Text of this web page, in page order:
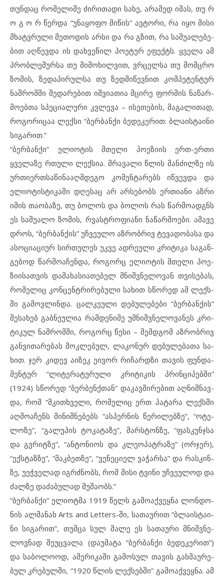
თუნ­დაც რო­მე­ლი­მე ძი­რი­თა­დი სა­ხე, არ­ამედ იმ­ას, თუ რ
ო გ ო რ წერ­და “უნ­ა­ყო­ფო მი­წის” ავ­ტო­რი, რა იყო მი­სი
მხატ­ვ­რუ­ლი მე­თოდის არ­სი და რა გზით, რა სა­შუ­ა­ლე­ბე­
ბით აღ­წევ­და ის დახ­ვე­წილ პო­ე­ტურ ეფ­ექტს. ყველა ამ
პრობ­ლე­მურ­სა თუ მი­მო­ხილ­ვით, ვრცელ­სა თუ მომ­ც­რო
ზო­მის, ზე­და­პი­რულ­სა თუ ზედ­მი­წევ­ნით კომ­პე­ტენ­ტურ
ნაშ­რომ­ში შე­და­რე­ბით იშ­ვი­ა­თია მცი­რე ფორ­მის ნაწარ­
მო­ებ­თა სპე­ცი­ა­ლუ­რი კვლე­ვა – ის­ე­თე­ბის, მა­გა­ლი­თად,
რო­გო­რი­ცაა ლექ­სი “ბერბან­ქი ბე­დე­კე­რით: ბლა­ის­ტა­ი­ნი
სი­გა­რით.”
“ბერ­ბან­ქი” ელ­ი­ო­ტის მთე­ლი პო­ე­ზი­ის ერთ-ერ­თი
ყველაზე რთუ­ლი ლექ­სია. მრა­ვა­ლი წლის მან­ძილ­ზე ის
ურ­თი­ერ­თ­სა­წი­ნა­აღ­მ­დე­გო კო­მენტარ­ებს იწ­ვევ­და და
ელ­ი­ო­ტის­ტი­კა­ში დღე­საც არ არ­სე­ბობს ერ­თი­ა­ნი აზ­რი
იმ­ის თაობა­ზე, თუ ბო­ლოს და ბო­ლოს რას წარ­მო­ადგნს
ეს სა­შუ­ა­ლო ზო­მის, რვას­ტ­რო­ფი­ა­ნი ნაწარ­მო­ე­ბი. ამ­ა­ვე
დროს, “ბერ­ბან­ქის” უჩ­ვე­უ­ლო აზ­რობ­რივ ტე­ვა­დო­ბა­სა და
ას­ო­ცი­ა­ციურ სირ­თუ­ლეს უკ­ვე ად­რე­უ­ლი კრი­ტი­კა სა­გან­
გე­ბოდ წარ­მო­ა­ჩენ­და, რო­გორც ელ­ი­ო­ტის მთე­ლი პო­ე­
ზი­ი­სათ­ვის და­მა­ხა­სი­ა­თე­ბელ მნიშ­ვ­ნე­ლო­ვან თვი­სე­ბას,
რო­მე­ლიც კონცენ­ტ­რი­რე­ბუ­ლი სა­ხით სწო­რედ ამ ლექ­ს­
ში გა­მოვ­ლინ­და. ცალ­კე­უ­ლი დე­ბუ­ლე­ბე­ბი “ბერ­ბან­ქის”
შე­სა­ხებ გაბ­ნე­უ­ლია რამ­დე­ნი­მე უმ­ნიშ­ვ­ნე­ლო­ვა­ნეს კრი­
ტი­კულ ნაშ­რომში, რო­გორც წე­სი – შემ­დ­გომ აზ­რობ­რივ
გან­ვი­თა­რე­ბას მოკ­ლე­ბულ, ლა­კო­ნურ დე­ბუ­ლება­თა სა­
ხით. ჯერ კი­დევ აიზ­ეკ ეივ­ორ რი­ჩარ­დ­ზი თა­ვის ფუნ­და­
მენ­ტურ “ლი­ტე­რა­ტუ­რული კრი­ტი­კის პრინ­ცი­პებ­ში”
(1924) სწო­რედ “ბერ­ბენ­ქ­თან” და­კავ­ში­რე­ბით აღ­ნიშ­ნავ­
და, რომ “მკითხ­ვე­ლი, რო­მე­ლიც ერთ პა­ტა­რა ლექ­ს­ში
აღ­მო­ა­ჩენს მი­ნიშ­ნე­ბებს “ას­პერ­ნის წე­რი­ლებ­ზე”, “ოტ­ე­
ლო­ზე”, “გა­ლუ­პის ტო­კა­ტა­ზე”, მარ­ს­ტონ­ზე, “ფას­კუნ­ჯ­სა
და გვრიტ­ზე”, “ან­ტო­ნი­ოს და კლე­ო­პატ­რა­ზე” (ორ­ჯერ),
“ექს­ტაზ­ზე”, “მაკ­ბეთ­ზე”, “ვე­ნე­ცი­ელ ვა­ჭარ­სა” და რას­კინ­
ზე, უეჭ­ვე­ლად იგრ­ძ­ნობს, რომ მი­სი ტვი­ნი უჩ­ვე­უ­ლოდ და
ძალ­ზე და­ძა­ბულად მუ­შა­ობს.”
“ბერ­ბან­ქი” ელ­ი­ოტ­მა 1919 წელს გა­მო­აქ­ვეყ­ნა ლონ­დო­
ნის ალ­მა­ნახ Arts and Letters-ში, სა­თაურით “ბლა­ის­ტა­ი­
ნი სი­გა­რით”, თუმ­ცა სულ მა­ლე ეს სა­თა­უ­რი მნიშ­ვ­ნე­
ლოვ­ნად შე­უც­ვალა (და­უ­მა­ტა “ბერ­ბან­ქი ბე­დე­კე­რით”)
და სა­ბო­ლო­ოდ, ამ­ე­რი­კა­ში გა­მო­სულ თა­ვის გახმა­უ­რე­
ბულ კრე­ბულ­ში, “1920 წლის ლექ­სებ­ში” გა­მო­აქ­ვეყ­ნა. ამ